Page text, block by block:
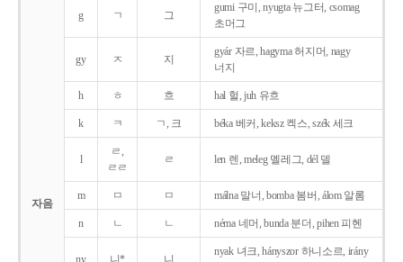
자음
g ㄱ 그
gumi 구미, nyugta 뉴그터, csomag
초머그
gy ㅈ 지
gyár 자르, hagyma 허지머, nagy
너지
h ㅎ 흐 hal 헐, juh 유흐
k ㅋ ㄱ, 크 béka 베커, keksz 켁스, szék 세크
l
ㄹ,
ㄹㄹ
ㄹ len 렌, meleg 멜레그, dél 델
m ㅁ ㅁ málna 말너, bomba 봄버, álom 알롬
n ㄴ ㄴ néma 네머, bunda 분더, pihen 피헨
ny 니* 니
nyak 녀크, hányszor 하니소르, irány